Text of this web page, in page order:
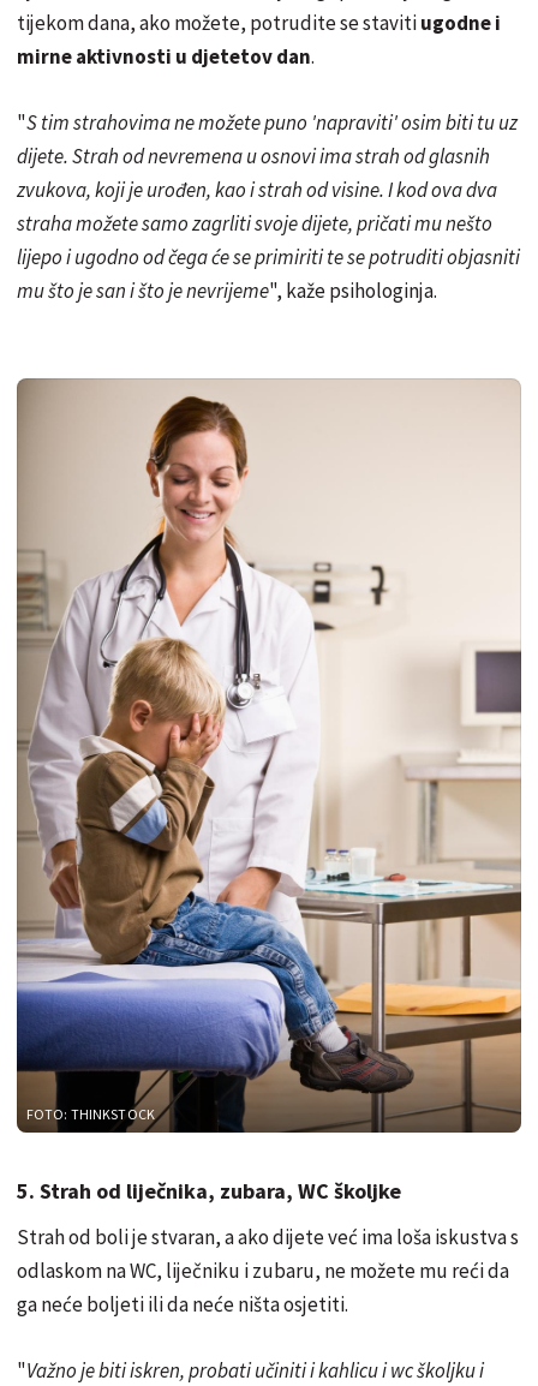
tijekom dana, ako možete, potrudite se stavitiugodne i
mirne aktivnosti u djetetov dan.
"S tim strahovima ne možete puno 'napraviti' osim biti tu uz
dijete. Strah od nevremena u osnovi ima strah od glasnih
zvukova, koji je urođen, kao i strah od visine. I kod ova dva
straha možete samo zagrliti svoje dijete, pričati mu nešto
lijepo i ugodno od čega će se primiriti te se potruditi objasniti
mu što je san i što je nevrijeme", kaže psihologinja.
FOTO: THINKSTOCK
5. Strah od liječnika, zubara, WC školjke
Strah od boli je stvaran, a ako dijete već ima loša iskustva s
odlaskom na WC, liječniku i zubaru, ne možete mu reći da
ga neće boljeti ili da neće ništa osjetiti.
"Važno je biti iskren, probati učiniti i kahlicu i wc školjku i